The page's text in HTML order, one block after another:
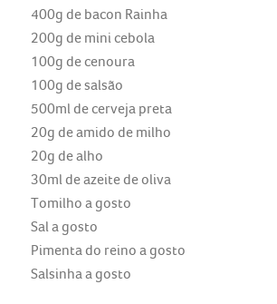
400g de bacon Rainha
200g de mini cebola
100g de cenoura
100g de salsão
500ml de cerveja preta
20g de amido de milho
20g de alho
30ml de azeite de oliva
Tomilho a gosto
Sal a gosto
Pimenta do reino a gosto
Salsinha a gosto